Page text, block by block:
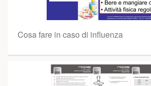
Cosa fare in caso di influenza